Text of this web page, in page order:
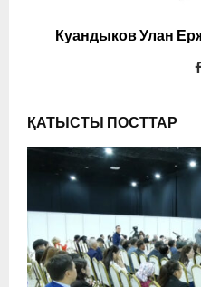
Куандыков Улан
ҚАТЫСТЫ ПОСТТАР